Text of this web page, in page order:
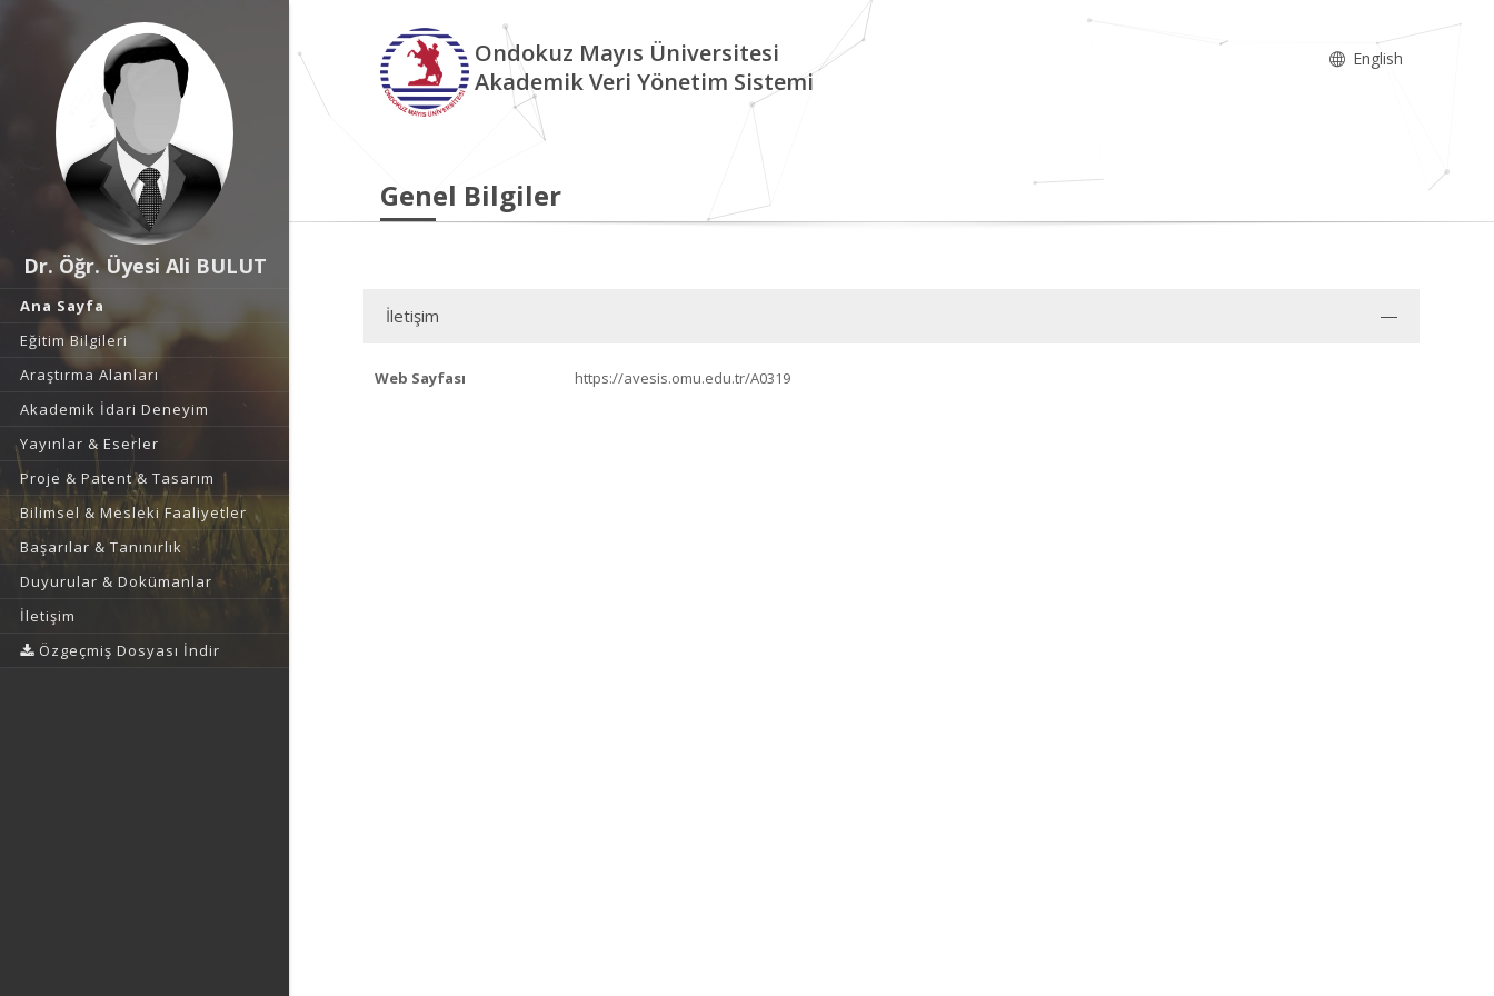
Dr. Öğr. Üyesi Ali BULUT
Ana Sayfa
Eğitim Bilgileri
Araştırma Alanları
Akademik İdari Deneyim
Yayınlar & Eserler
Proje & Patent & Tasarım
Bilimsel & Mesleki Faaliyetler
Başarılar & Tanınırlık
Duyurular & Dokümanlar
İletişim
Özgeçmiş Dosyası İndir
Ondokuz Mayıs Üniversitesi
Akademik Veri Yönetim Sistemi
English
Genel Bilgiler
İletişim
Web Sayfası https://avesis.omu.edu.tr/A0319